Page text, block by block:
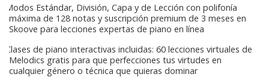
Modos Estándar, División, Capa y de Lección con polifonía
máxima de 128 notas y suscripción premium de 3 meses en
Skoove para lecciones expertas de piano en línea
Clases de piano interactivas incluidas: 60 lecciones virtuales de
Melodics gratis para que perfecciones tus virtudes en
cualquier género o técnica que quieras dominar